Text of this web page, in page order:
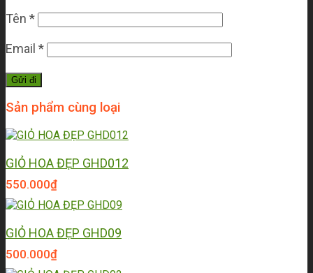
Tên *
Email *
Sản phẩm cùng loại
GIỎ HOA ĐẸP GHD012
550.000₫
GIỎ HOA ĐẸP GHD09
500.000₫